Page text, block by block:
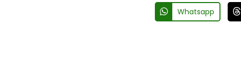
Whatsapp